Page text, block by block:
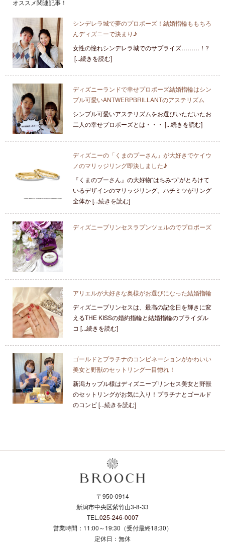
オススメ関連記事！
シンデレラ城で夢のプロポーズ！結婚指輪ももちろ
んディズニーで決まり♪
女性の憧れシンデレラ城でのサプライズ………！?
[...続きを読む]
ディズニーランドで幸せプロポーズ結婚指輪はシン
プル可愛いANTWERPBRILLANTのアステリズム
シンプル可愛いアステリズムをお選びいただいたお
二人の幸せプロポーズとは・・・ [...続きを読む]
ディズニーの「くまのプーさん」が大好きでケイウ
ノのマリッジリング即決しました♪
『くまのプーさん』の大好物“はちみつ”がとろけて
いるデザインのマリッジリング。ハチミツがリング
全体か [...続きを読む]
ディズニープリンセスラプンツェルのでプロポーズ
アリエルが大好きな奥様がお選びになった結婚指輪
ディズニープリンセスは、最高の記念日を輝きに変
えるTHE KISSの婚約指輪と結婚指輪のブライダル
コ [...続きを読む]
ゴールドとプラチナのコンビネーションがかわいい
美女と野獣のセットリング一目惚れ！
新潟カップル様はディズニープリンセス美女と野獣
のセットリングがお気に入り！プラチナとゴールド
のコンビ [...続きを読む]
〒950-0914
新潟市中央区紫竹山3-8-33
TEL.025-246-0007
営業時間：11:00～19:30（受付最終18:30）
定休日：無休